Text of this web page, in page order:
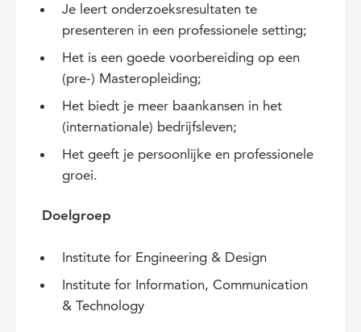
Je leert onderzoeksresultaten te
presenteren in een professionele setting;
Het is een goede voorbereiding op een
(pre-) Masteropleiding;
Het biedt je meer baankansen in het
(internationale) bedrijfsleven;
Het geeft je persoonlijke en professionele
groei.
Doelgroep
Institute for Engineering & Design
Institute for Information, Communication
& Technology